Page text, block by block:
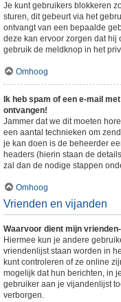
Je kunt gebruikers blokkeren
sturen, dit gebeurt via het
ontvangt van een bepaalde
deze kan ervoor zorgen dat hij
gebruik de meldknop in het
Omhoog
Ik heb spam of een e-mail
ontvangen!
Jammer dat we dit moeten
een aantal technieken om
je kan doen is de beheerder
headers (hierin staan de
zal dan de nodige stappen
Omhoog
Vrienden en vijanden
Waarvoor dient mijn
Hiermee kun je andere
vriendenlijst staan worden in
kunt controleren of ze online
mogelijk dat hun berichten, in
gebruiker aan je vijandenlijst
verborgen.